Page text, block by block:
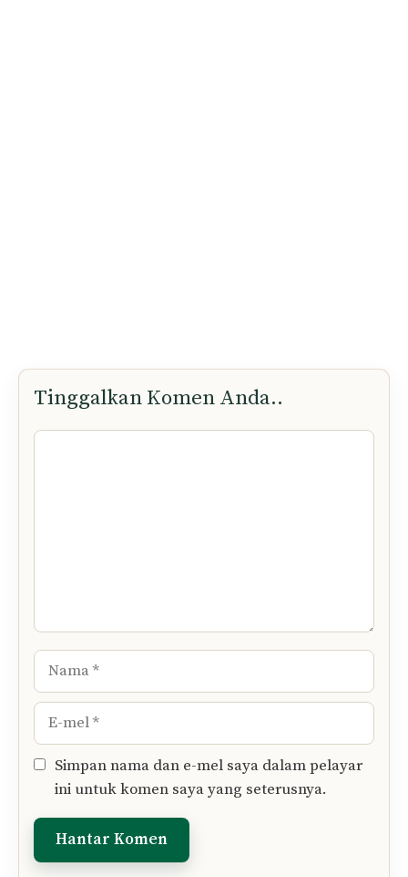
Tinggalkan Komen Anda..
Komen
Nama
E-
mel
Simpan nama dan e-mel saya dalam pelayar
ini untuk komen saya yang seterusnya.